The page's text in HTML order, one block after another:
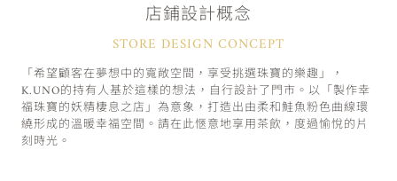
店鋪設計概念
STORE DESIGN CONCEPT
「希望顧客在夢想中的寬敞空間，享受挑選珠寶的樂趣」，
K.UNO的持有人基於這樣的想法，自行設計了門市。以「製作幸
福珠寶的妖精棲息之店」為意象，打造出由柔和鮭魚粉色曲線環
繞形成的溫暖幸福空間。請在此愜意地享用茶飲，度過愉悅的片
刻時光。